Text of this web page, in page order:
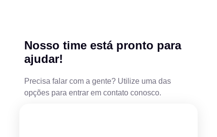
Nosso time está pronto para
ajudar!
Precisa falar com a gente? Utilize uma das
opções para entrar em contato conosco.